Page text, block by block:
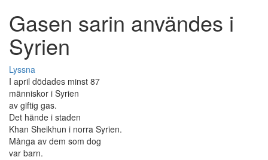
Gasen sarin användes i
Syrien
Lyssna
I april dödades minst 87
människor i Syrien
av giftig gas.
Det hände i staden
Khan Sheikhun i norra Syrien.
Många av dem som dog
var barn.